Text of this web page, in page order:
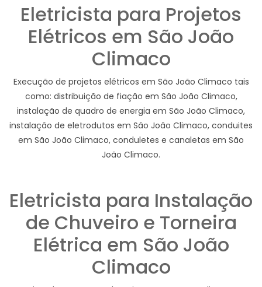
Eletricista para Projetos
Elétricos em São João
Climaco
Execução de projetos elétricos em São João Climaco tais
como: distribuição de fiação em São João Climaco,
instalação de quadro de energia em São João Climaco,
instalação de eletrodutos em São João Climaco, conduites
em São João Climaco, conduletes e canaletas em São
João Climaco.
Eletricista para Instalação
de Chuveiro e Torneira
Elétrica em São João
Climaco